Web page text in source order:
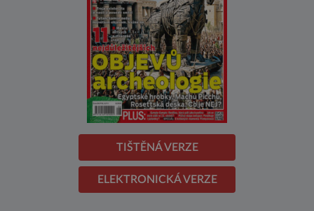
TIŠTĚNÁ VERZE
ELEKTRONICKÁ VERZE